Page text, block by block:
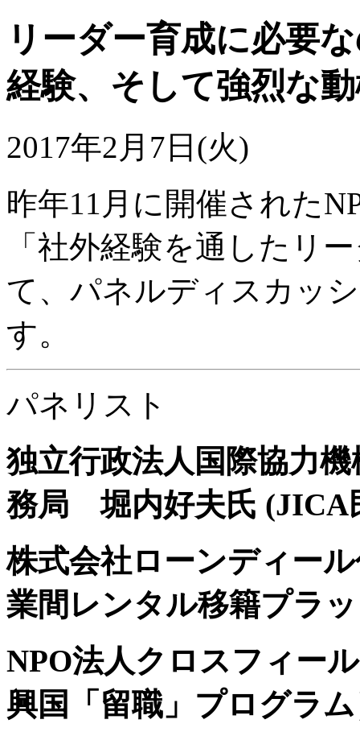
リーダー育成に必要
経験、そして強烈な
2017年2月7日(火)
昨年11月に開催された
「社外経験を通したリ
て、パネルディスカッ
す。
パネリスト
独立行政法人国際協力
務局 堀内好夫氏 (JICA
株式会社ローンディー
業間レンタル移籍プラ
NPO法人クロスフィー
興国「留職」プログラ